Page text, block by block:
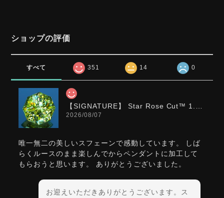
ショップの評価
すべて 351 14 0
2026/08/07
唯一無二の美しいスフェーンで感動しています。 しば
らくルースのまま楽しんでからペンダントに加工して
もらおうと思います。 ありがとうございました。
お迎えいただきありがとうございます。ス